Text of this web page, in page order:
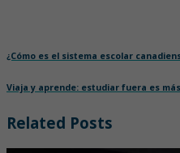
¿Cómo es el sistema escolar
Viaja y aprende: estudiar fuera es
Related Posts